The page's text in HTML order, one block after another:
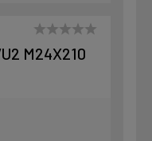
M24X210